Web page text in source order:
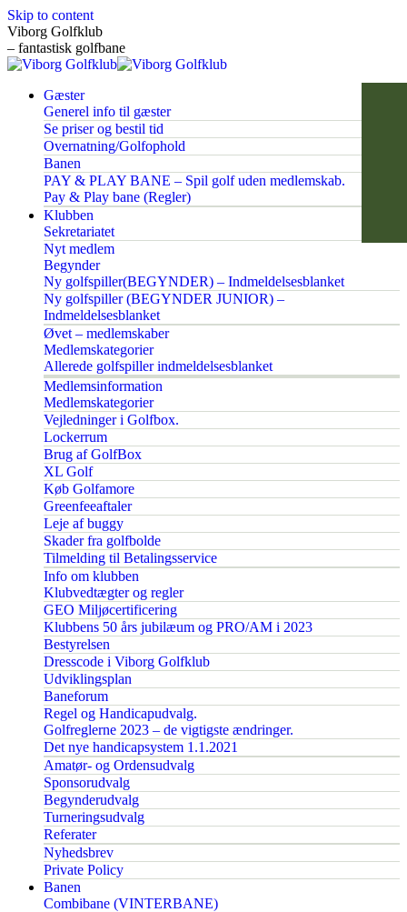
Skip to content
Viborg Golfklub
– fantastisk golfbane
Gæster
Generel info til gæster
Se priser og bestil tid
Overnatning/Golfophold
Banen
PAY & PLAY BANE – Spil golf uden medlemskab.
Pay & Play bane (Regler)
Klubben
Sekretariatet
Nyt medlem
Begynder
Ny golfspiller(BEGYNDER) – Indmeldelsesblanket
Ny golfspiller (BEGYNDER JUNIOR) –
Indmeldelsesblanket
Øvet – medlemskaber
Medlemskategorier
Allerede golfspiller indmeldelsesblanket
Medlemsinformation
Medlemskategorier
Vejledninger i Golfbox.
Lockerrum
Brug af GolfBox
XL Golf
Køb Golfamore
Greenfeeaftaler
Leje af buggy
Skader fra golfbolde
Tilmelding til Betalingsservice
Info om klubben
Klubvedtægter og regler
GEO Miljøcertificering
Klubbens 50 års jubilæum og PRO/AM i 2023
Bestyrelsen
Dresscode i Viborg Golfklub
Udviklingsplan
Baneforum
Regel og Handicapudvalg.
Golfreglerne 2023 – de vigtigste ændringer.
Det nye handicapsystem 1.1.2021
Amatør- og Ordensudvalg
Sponsorudvalg
Begynderudvalg
Turneringsudvalg
Referater
Nyhedsbrev
Private Policy
Banen
Combibane (VINTERBANE)